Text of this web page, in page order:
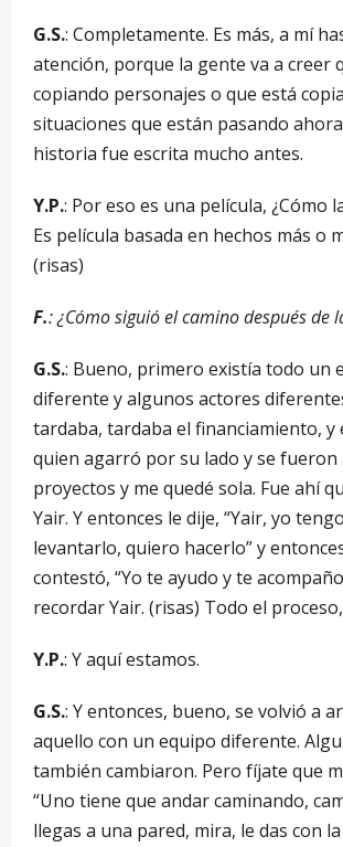
G.S.: Completamente. Es más, a mí
atención, porque la gente va a creer
copiando personajes o que está
situaciones que están pasando
historia fue escrita mucho antes.
Y.P.: Por eso es una película, ¿Cómo
Es película basada en hechos más o
(risas)
F.: ¿Cómo siguió el camino después de
G.S.: Bueno, primero existía todo un
diferente y algunos actores
tardaba, tardaba el financiamiento, y
quien agarró por su lado y se fueron
proyectos y me quedé sola. Fue ahí
Yair. Y entonces le dije, “Yair, yo
levantarlo, quiero hacerlo” y
contestó, “Yo te ayudo y te
recordar Yair. (risas) Todo el
Y.P.: Y aquí estamos.
G.S.: Y entonces, bueno, se volvió a
aquello con un equipo diferente.
también cambiaron. Pero fíjate que
“Uno tiene que andar caminando,
llegas a una pared, mira, le das con